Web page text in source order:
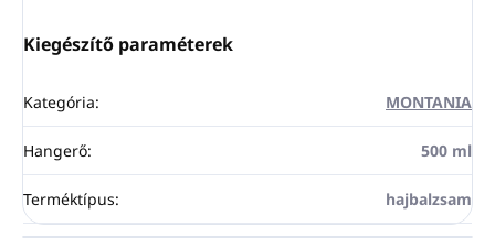
Kiegészítő paraméterek
Kategória: MONTANIA
Hangerő: 500 ml
Terméktípus: hajbalzsam